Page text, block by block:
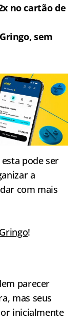
no cartão de
sem
pode ser
a
com mais
!
parecer
mas seus
inicialmente